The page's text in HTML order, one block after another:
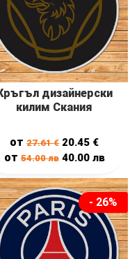
дизайнерски
килим Скания
от27.61€ 20.45 €
от 54.00лв 40.00 лв
- 26%